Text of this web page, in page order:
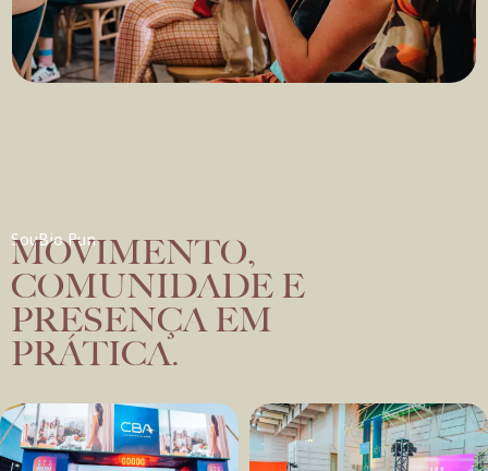
SouBio Run
MOVIMENTO,
COMUNIDADE E
PRESENÇA EM
PRÁTICA.